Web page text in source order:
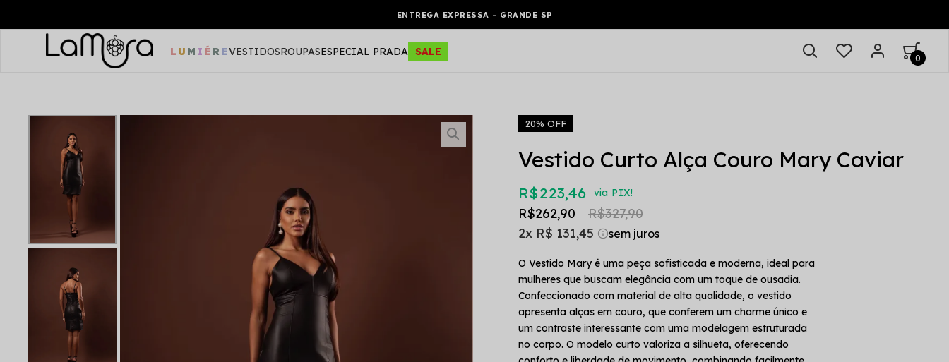
ENTREGA EXPRESSA - GRANDE SP
LUMIÉREVESTIDOSROUPASESPECIAL PRADA SALE 0
20% OFF
Vestido Curto Alça Couro Mary Caviar
R$ 223,46 via PIX!
R$ 327,90
R$ 262,90
2x R$ 131,45
O Vestido Mary é uma peça sofisticada e moderna, ideal para
mulheres que buscam elegância com um toque de ousadia.
Confeccionado com material de alta qualidade, o vestido
apresenta alças em couro, que conferem um charme único e
um contraste interessante com uma modelagem estruturada
no corpo. O modelo curto valoriza a silhueta, oferecendo